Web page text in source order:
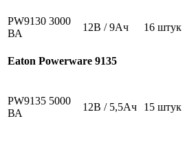
PW9130 3000
ВА
12В / 9Ач 16 штук
Eaton Powerware 9135
PW9135 5000
ВА
12В / 5,5Ач 15 штук